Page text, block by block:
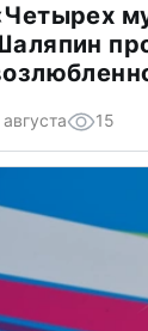
15